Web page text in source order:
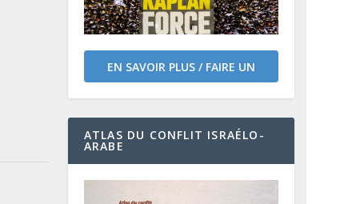
EN SAVOIR PLUS / FAIRE UN
DON
ATLAS DU CONFLIT ISRAÉLO-
ARABE